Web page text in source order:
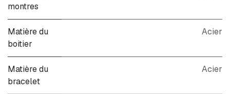
montres
Matière du
boitier
Acier
Matière du
bracelet
Acier